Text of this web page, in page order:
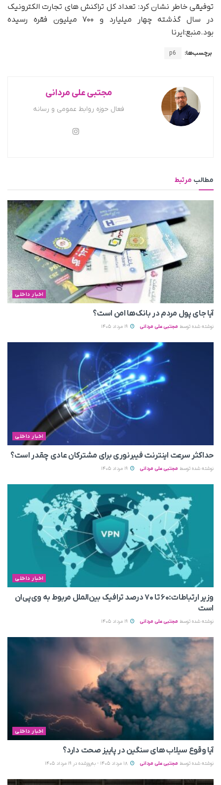
توفیقی خاطر نشان کرد: تعداد کل تراکنش های تجارت الکترونیک
در سال گذشته چهار میلیارد و ۷۰۰ میلیون فقره رسیده
بود.منبع:ایرنا
برچسب‌ها: p6
مجتبی علی مردانی
فعال حوزه روابط عمومی و رسانه
مطالب مرتبط
اخبار داخلی
آیا جای پول مردم در بانک‌ها امن است؟
نوشته شده توسط مجتبی علی مردانی
اخبار داخلی
حداکثر سرعت اینترنت فیبرنوری برای مشترکان عادی چقدر است؟
نوشته شده توسط مجتبی علی مردانی
اخبار داخلی
وزیر ارتباطات:۶۰ تا ۷۰ درصد ترافیک بین‌الملل مربوط به وی‌پی‌ان
است
نوشته شده توسط مجتبی علی مردانی
اخبار داخلی
آیا وقوع سیلاب های سنگین در پاییز صحت دارد؟
نوشته شده توسط مجتبی علی مردانی